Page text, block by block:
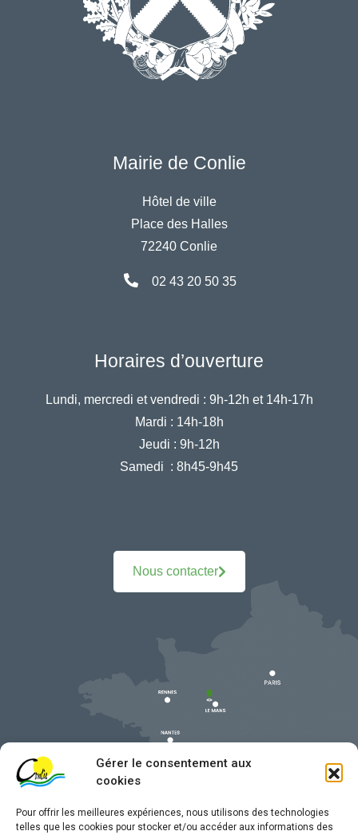
Gérer le consentement aux
cookies
Pour offrir les meilleures expériences, nous utilisons des technologies
telles que les cookies pour stocker et/ou accéder aux informations des
Mairie de Conlie
Hôtel de ville
Place des Halles
72240 Conlie
02 43 20 50 35
Horaires d’ouverture
Lundi, mercredi et vendredi : 9h-12h et 14h-17h
Mardi : 14h-18h
Jeudi : 9h-12h
Samedi : 8h45-9h45
Nous contacter